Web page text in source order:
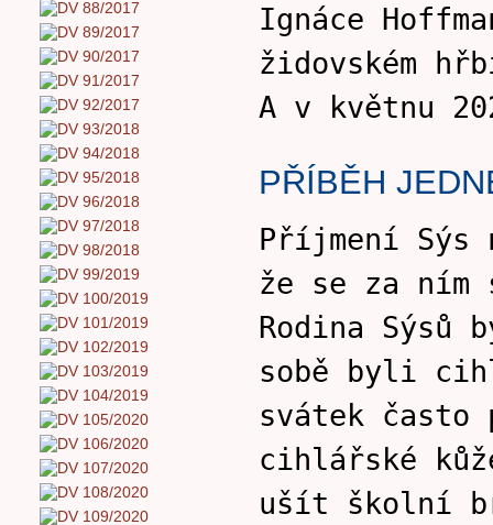
Ignáce
židovském
A v květnu
PŘÍBĚH
Příjmení
že se za ním
Rodina Sýsů
sobě byli
svátek
cihlářské
ušít školní